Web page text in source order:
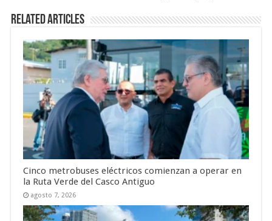
Related Articles
Cinco metrobuses eléctricos comienzan a operar en
la Ruta Verde del Casco Antiguo
agosto 7, 2026